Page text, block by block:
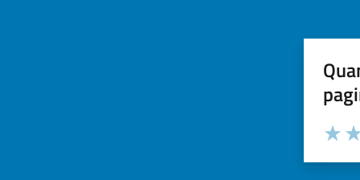
Valuta